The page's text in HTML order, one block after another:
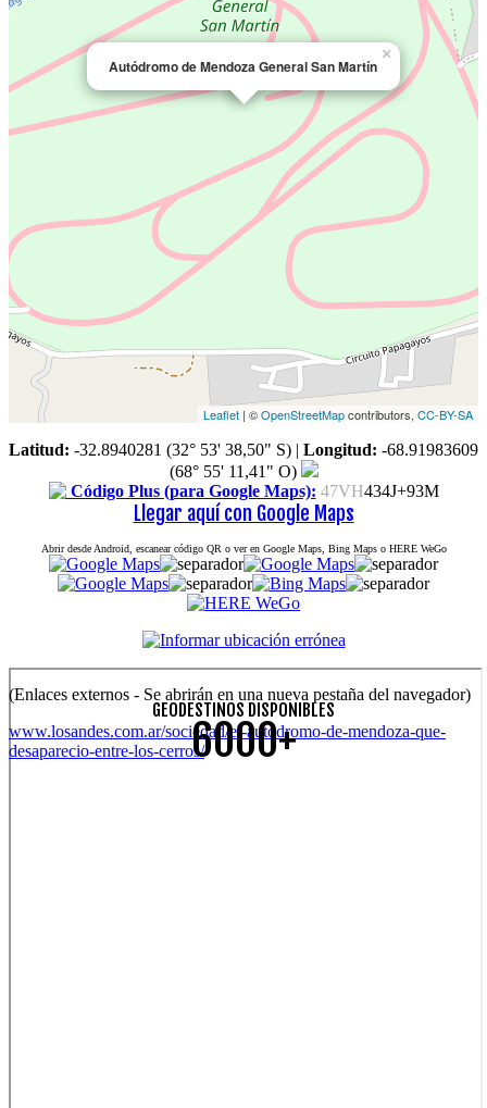
Autódromo de Mendoza General San Martín
×
Leaflet | ©OpenStreetMapcontributors, CC-BY-SA
Latitud: -32.8940281 (32° 53' 38,50" S) | Longitud: -68.91983609
(68° 55' 11,41" O)
Código Plus (para Google Maps): 47VH434J+93M
Llegar aquí con Google Maps
Abrir desde Android, escanear código QR o ver en Google Maps, Bing Maps o HERE WeGo
(Enlaces externos - Se abrirán en una nueva pestaña del navegador)
www.losandes.com.ar/sociedad/el-autodromo-de-mendoza-que-
desaparecio-entre-los-cerros/
GEODESTINOS DISPONIBLES
6000+